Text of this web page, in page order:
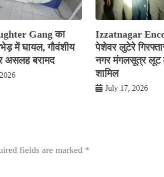
Gang का
में घायल, गौवंशीय
बरामद
Izzatnagar
पेशेवर लुटेरे
नगर मंगलसूत्र लूट
शामिल
July 17, 2026
fields are marked *